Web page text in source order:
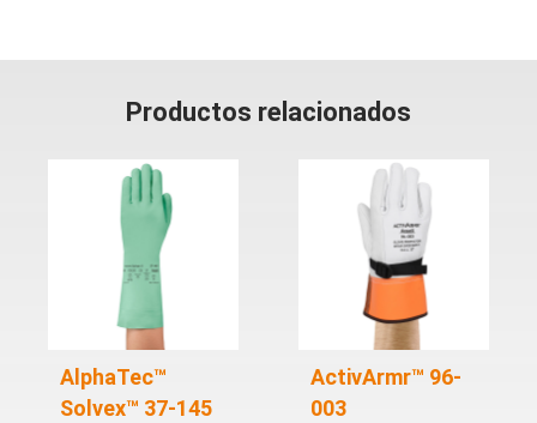
Productos relacionados
AlphaTec™
Solvex™ 37-145
ActivArmr™ 96-
003